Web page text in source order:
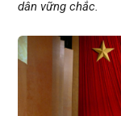
dân vững chắc.